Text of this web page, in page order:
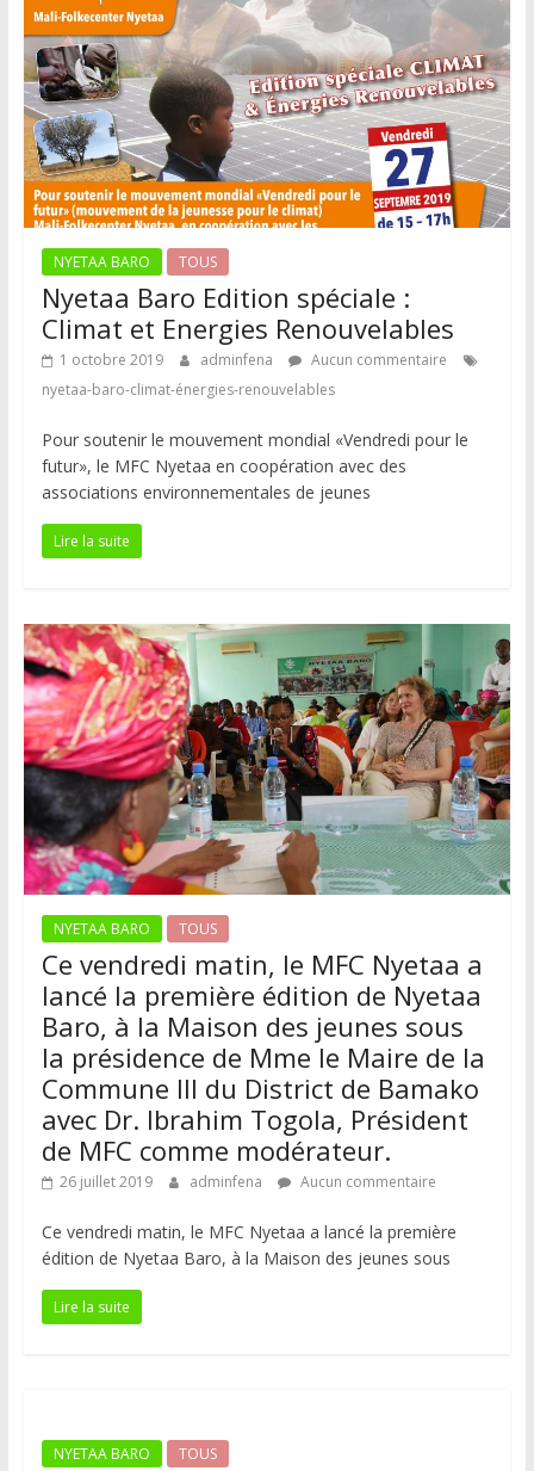
NYETAA BARO TOUS
Nyetaa Baro Edition spéciale :
Climat et Energies Renouvelables
1 octobre 2019 adminfena
Aucun commentaire
nyetaa-baro-climat-énergies-renouvelables
Pour soutenir le mouvement mondial «Vendredi pour le
futur», le MFC Nyetaa en coopération avec des
associations environnementales de jeunes
Lire la suite
NYETAA BARO TOUS
Ce vendredi matin, le MFC Nyetaa a
lancé la première édition de Nyetaa
Baro, à la Maison des jeunes sous
la présidence de Mme le Maire de la
Commune III du District de Bamako
avec Dr. Ibrahim Togola, Président
de MFC comme modérateur.
26 juillet 2019 adminfena Aucun commentaire
Ce vendredi matin, le MFC Nyetaa a lancé la première
édition de Nyetaa Baro, à la Maison des jeunes sous
Lire la suite
NYETAA BARO TOUS